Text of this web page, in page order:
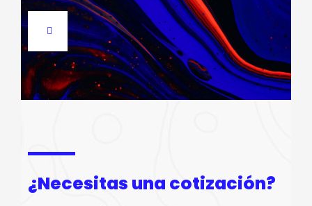
¿Necesitas una cotización?